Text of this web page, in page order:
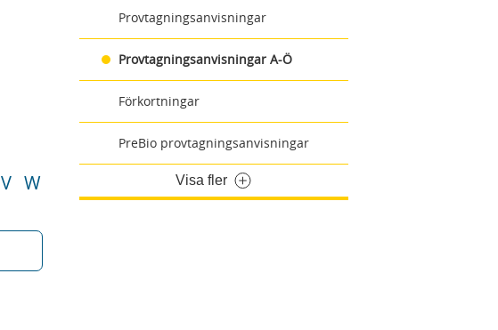
Provtagningsanvisningar
Provtagningsanvisningar A-Ö
Förkortningar
PreBio provtagningsanvisningar
Visa fler
V W